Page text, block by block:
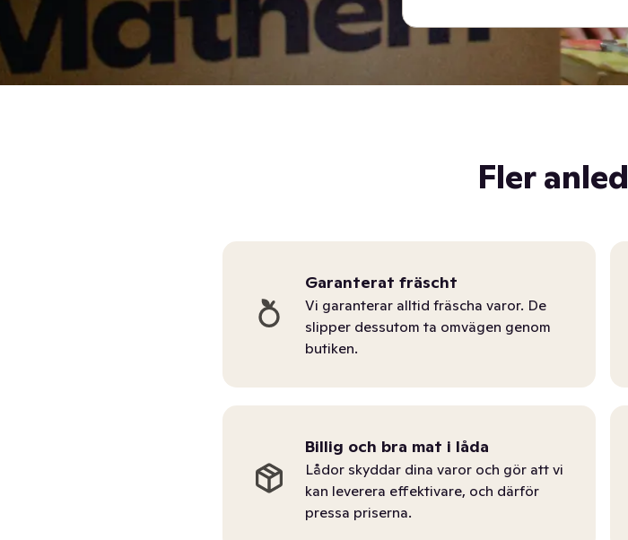
Fler
Garanterat fräscht
Vi garanterar alltid fräscha varor. De
slipper dessutom ta omvägen genom
butiken.
Billig och bra mat i låda
Lådor skyddar dina varor och gör att vi
kan leverera effektivare, och därför
pressa priserna.